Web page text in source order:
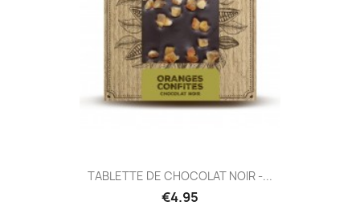
TABLETTE DE CHOCOLAT NOIR -...
€4.95